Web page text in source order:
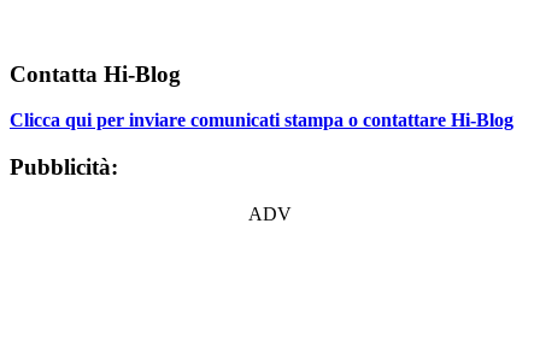
Contatta Hi-Blog
Clicca qui per inviare comunicati stampa o contattare Hi-Blog
Pubblicità:
ADV